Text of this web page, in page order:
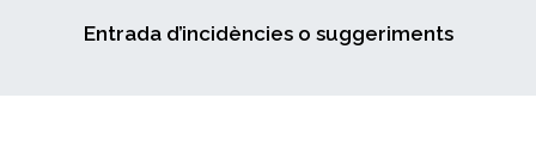
Entrada d’incidències o suggeriments